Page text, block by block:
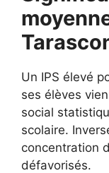
Un IPS élevé
ses élèves
social
scolaire.
concentration
défavorisés.